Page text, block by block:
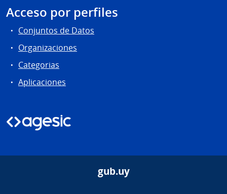
Acceso por perfiles
Conjuntos de Datos
Organizaciones
Categorias
Aplicaciones
gub.uy